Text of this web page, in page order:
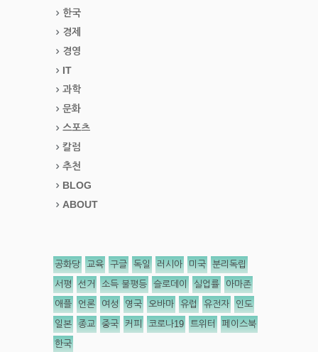
한국
경제
경영
IT
과학
문화
스포츠
칼럼
추천
BLOG
ABOUT
공화당 교육 구글 독일 러시아 미국 분리독립
서평 선거 소득 불평등 슬로데이 실업률 아마존
애플 언론 여성 영국 오바마 유럽 유전자 인도
일본 종교 중국 커피 코로나19 트위터 페이스북
한국